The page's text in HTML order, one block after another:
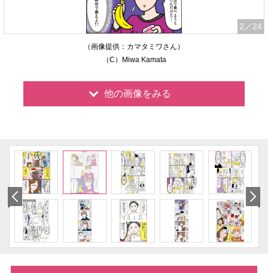
2 ／24
（画像提供：カマタミワさん）
（C）Miwa Kamata
他の画像をみる